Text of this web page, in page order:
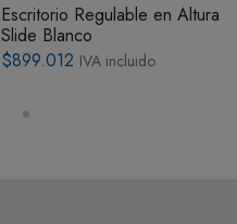
Escritorio Regulable en Altura
Slide Blanco
$899.012 IVA incluido